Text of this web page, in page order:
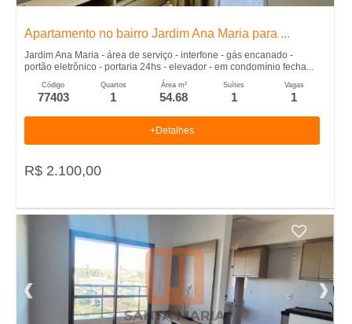
Apartamento no bairro Jardim Ana Maria para ...
Jardim Ana Maria - área de serviço - interfone - gás encanado -
portão eletrônico - portaria 24hs - elevador - em condomínio fecha...
Código
77403
Quartos
1
Área m²
54.68
Suítes
1
Vagas
1
+Detalhes
R$ 2.100,00